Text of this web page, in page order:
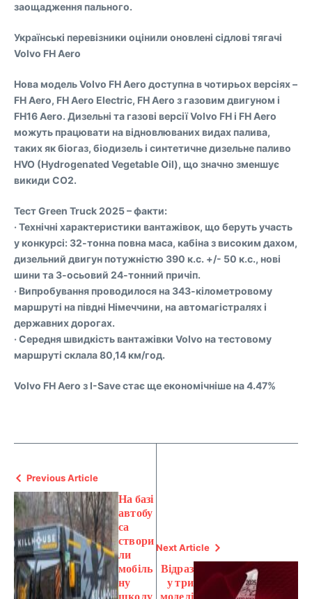
заощадження пального.
Українські перевізники оцінили оновлені сідлові тягачі
Volvo FH Aero
Нова модель Volvo FH Aero доступна в чотирьох версіях –
FH Aero, FH Aero Electric, FH Aero з газовим двигуном і
FH16 Aero. Дизельні та газові версії Volvo FH і FH Aero
можуть працювати на відновлюваних видах палива,
таких як біогаз, біодизель і синтетичне дизельне паливо
HVO (Hydrogenated Vegetable Oil), що значно зменшує
викиди CO2.
Тест Green Truck 2025 – факти:
· Технічні характеристики вантажівок, що беруть участь
у конкурсі: 32-тонна повна маса, кабіна з високим дахом,
дизельний двигун потужністю 390 к.с. +/- 50 к.с., нові
шини та 3-осьовий 24-тонний причіп.
· Випробування проводилося на 343-кілометровому
маршруті на півдні Німеччини, на автомагістралях і
державних дорогах.
· Середня швидкість вантажівки Volvo на тестовому
маршруті склала 80,14 км/год.
Volvo FH Aero з I-Save стає ще економічніше на 4.47%
Previous Article
На базі
автобу
са
створи
ли
мобіль
ну
школу
Next Article
Відраз
у три
моделі